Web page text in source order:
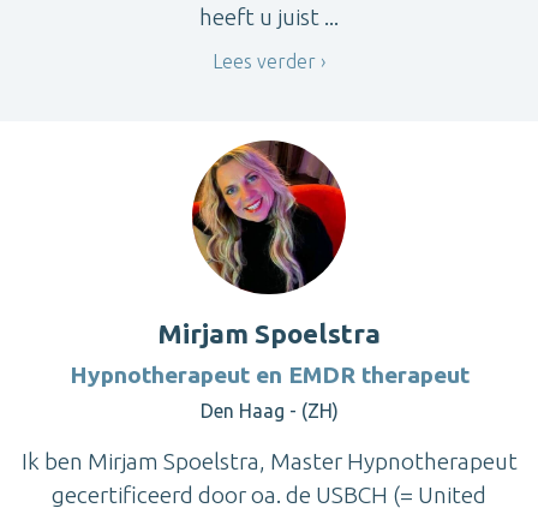
heeft u juist ...
Lees verder
Mirjam Spoelstra
Hypnotherapeut en EMDR therapeut
Den Haag - (ZH)
Ik ben Mirjam Spoelstra, Master Hypnotherapeut
gecertificeerd door oa. de USBCH (= United